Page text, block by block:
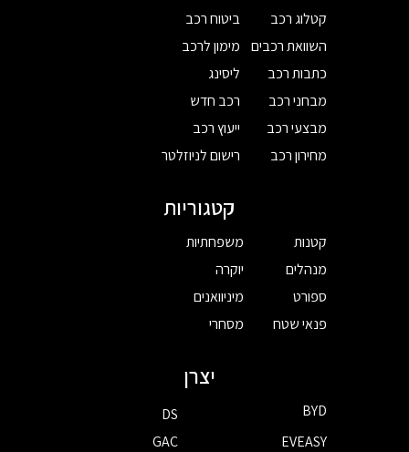
קטלוג רכב
השוואת רכבים
כתבות רכב
מבחני רכב
מבצעי רכב
מחירון רכב
ביטוח רכב
מימון לרכב
ליסינג
רכב חדש
ייעוץ רכב
רישום לניוזלטר
קטגוריות
קטנות
מנהלים
ספורט
פנאי שטח
משפחתיות
יוקרה
מיניוואנים
מסחרי
יצרן
BYD
DS
EVEASY
GAC